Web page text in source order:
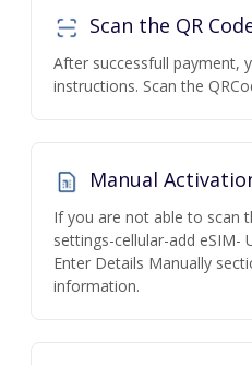
Scan the QR
After successfull payment,
instructions. Scan the
Manual
If you are not able to scan
settings-cellular-add eSIM-
Enter Details Manually
information.